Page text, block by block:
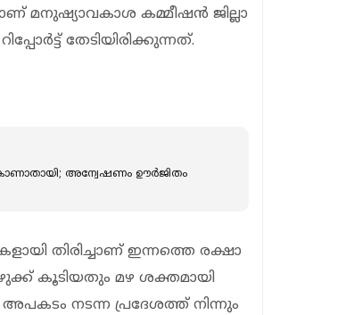
കമ്മീഷന്‍ ജില്ലാ
തേടിയിരിക്കുന്നത്.
അന്വേഷണം ഊർജിതം
തിരിച്ചാണ് ഇന്നത്തെ രക്ഷാ
കൂടിയതും മഴ ശക്തമായി
നടന്ന പ്രദേശത്ത് നിന്നും